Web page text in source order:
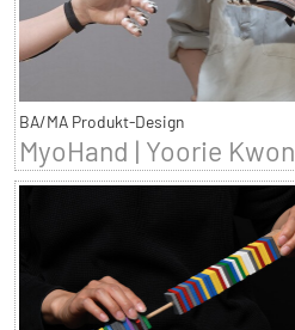
BA/MA Produkt-Design
MyoHand | Yoorie Kwon